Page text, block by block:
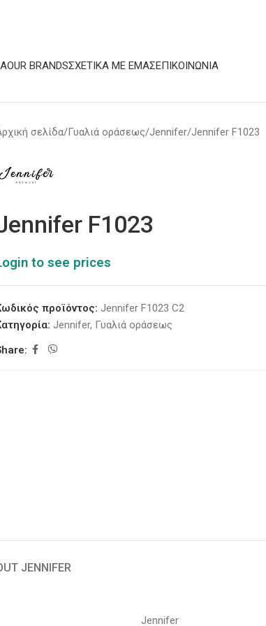
OUR BRANDSΣΧΕΤΙΚΆ ΜΕ ΕΜΆΣΕΠΙΚΟΙΝΩΝΊΑ
σελίδα Γυαλιά οράσεως Jennifer Jennifer F1023
F1023
to see prices
προϊόντος: Jennifer F1023 C2
Jennifer, Γυαλιά οράσεως
JENNIFER
Jennifer